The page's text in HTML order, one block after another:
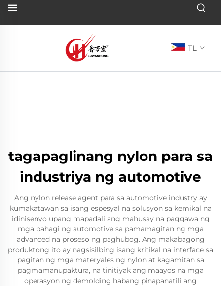
TL
tagapaglinang nylon para sa
industriya ng automotive
Ang nylon release agent para sa automotive industry ay
kumakatawan sa isang espesyal na solusyon sa kemikal na
idinisenyo upang mapadali ang mahusay na paggawa ng
mga bahagi ng automotive sa pamamagitan ng mga
advanced na proseso ng paghubog. Ang makabagong
produktong ito ay nagsisilbing isang kritikal na interface sa
pagitan ng mga materyales ng nylon at kagamitan sa
pagmamanupaktura, na tinitiyak ang maayos na mga
operasyon ng demolding habang pinapanatili ang